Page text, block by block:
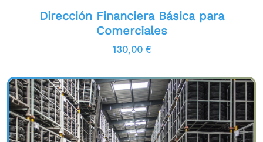
Dirección Financiera Básica para
Comerciales
130,00 €